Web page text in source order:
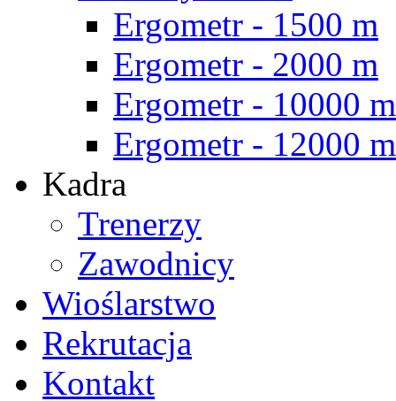
Ergometr - 1500 m
Ergometr - 2000 m
Ergometr - 10000 m
Ergometr - 12000 m
Kadra
Trenerzy
Zawodnicy
Wioślarstwo
Rekrutacja
Kontakt